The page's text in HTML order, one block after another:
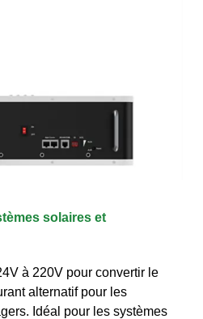
solaires et
à 220V pour convertir le
alternatif pour les
Idéal pour les systèmes